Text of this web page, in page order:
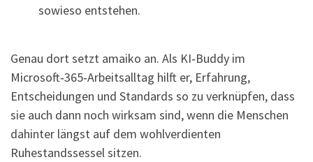
sowieso entstehen.
Genau dort setzt amaiko an. Als KI‑Buddy im
Microsoft‑365‑Arbeitsalltag hilft er, Erfahrung,
Entscheidungen und Standards so zu verknüpfen, dass
sie auch dann noch wirksam sind, wenn die Menschen
dahinter längst auf dem wohlverdienten
Ruhestandssessel sitzen.